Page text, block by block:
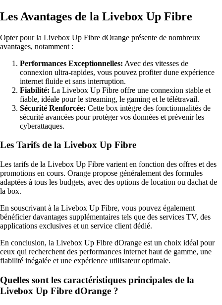
Les Avantages de la Livebox Up Fibre
Opter pour la Livebox Up Fibre dOrange présente de nombreux
avantages, notamment :
Performances Exceptionnelles: Avec des vitesses de
connexion ultra-rapides, vous pouvez profiter dune expérience
internet fluide et sans interruption.
Fiabilité: La Livebox Up Fibre offre une connexion stable et
fiable, idéale pour le streaming, le gaming et le télétravail.
Sécurité Renforcée: Cette box intègre des fonctionnalités de
sécurité avancées pour protéger vos données et prévenir les
cyberattaques.
Les Tarifs de la Livebox Up Fibre
Les tarifs de la Livebox Up Fibre varient en fonction des offres et des
promotions en cours. Orange propose généralement des formules
adaptées à tous les budgets, avec des options de location ou dachat de
la box.
En souscrivant à la Livebox Up Fibre, vous pouvez également
bénéficier davantages supplémentaires tels que des services TV, des
applications exclusives et un service client dédié.
En conclusion, la Livebox Up Fibre dOrange est un choix idéal pour
ceux qui recherchent des performances internet haut de gamme, une
fiabilité inégalée et une expérience utilisateur optimale.
Quelles sont les caractéristiques principales de la
Livebox Up Fibre dOrange ?